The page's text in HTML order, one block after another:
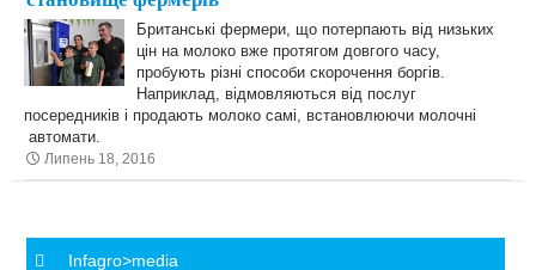
Британські фермери, що потерпають від низьких
цін на молоко вже протягом довгого часу,
пробують різні способи скорочення боргів.
Наприклад, відмовляються від послуг
посередників і продають молоко самі, встановлюючи молочні
автомати.
Липень 18, 2016
Infagro>media